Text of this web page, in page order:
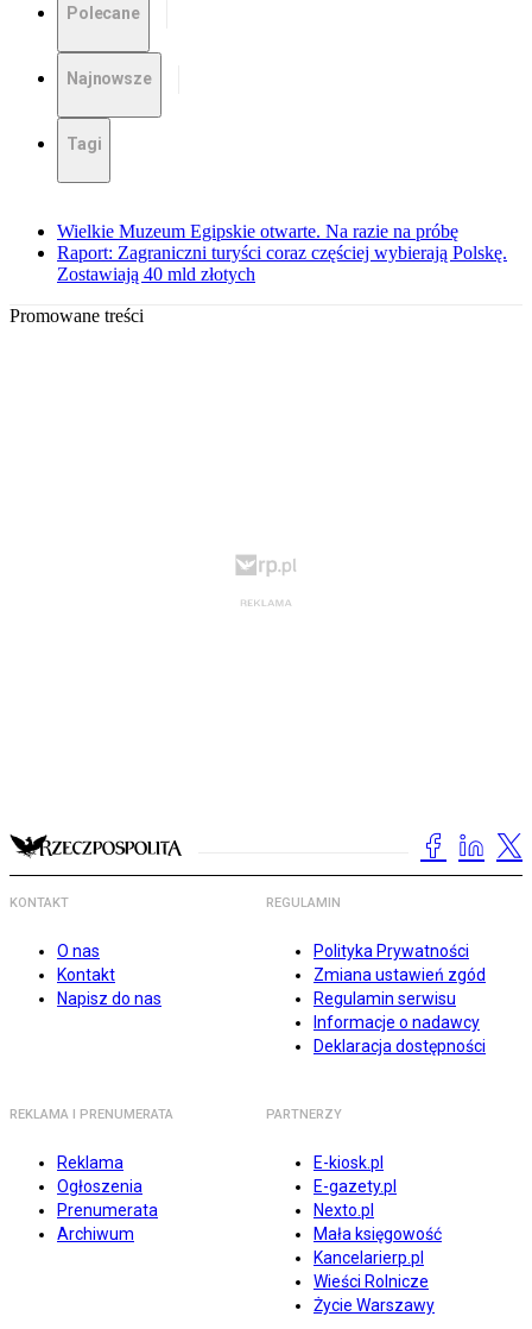
Polecane
Najnowsze
Tagi
Wielkie Muzeum Egipskie otwarte. Na razie na próbę
Raport: Zagraniczni turyści coraz częściej wybierają Polskę.
Zostawiają 40 mld złotych
Promowane treści
KONTAKT
O nas
Kontakt
Napisz do nas
REGULAMIN
Polityka Prywatności
Zmiana ustawień zgód
Regulamin serwisu
Informacje o nadawcy
Deklaracja dostępności
REKLAMA I PRENUMERATA
Reklama
Ogłoszenia
Prenumerata
Archiwum
PARTNERZY
E-kiosk.pl
E-gazety.pl
Nexto.pl
Mała księgowość
Kancelarierp.pl
Wieści Rolnicze
Życie Warszawy